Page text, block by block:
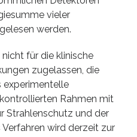
vieler
werden.
für die klinische
zugelassen, die
experimentelle
Rahmen mit
Strahlenschutz und der
wird derzeit zur